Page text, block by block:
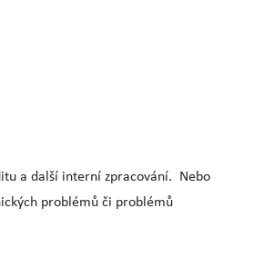
a další interní zpracování. Nebo
problémů či problémů